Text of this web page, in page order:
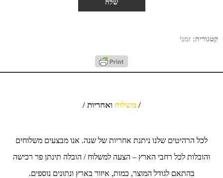
קטגוריה: זמני
/משלוח ואחריות /
לכל הרהיטים שלנו ניתנת אחריות של שנה. אנו מבצעים משלוחים
והובלות לכל רחבי הארץ – הצעה למשלוח / הובלה תינתן פר רכישה
בהתאם לגודל המוצר, כמות, איזור בארץ ונתונים נוספים.